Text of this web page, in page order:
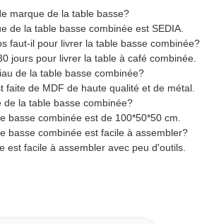
marque de la table basse?
de la table basse combinée est SEDIA.
faut-il pour livrer la table basse combinée?
jours pour livrer la table à café combinée.
de la table basse combinée?
faite de MDF de haute qualité et de métal.
de la table basse combinée?
basse combinée est de 100*50*50 cm.
basse combinée est facile à assembler?
est facile à assembler avec peu d'outils.